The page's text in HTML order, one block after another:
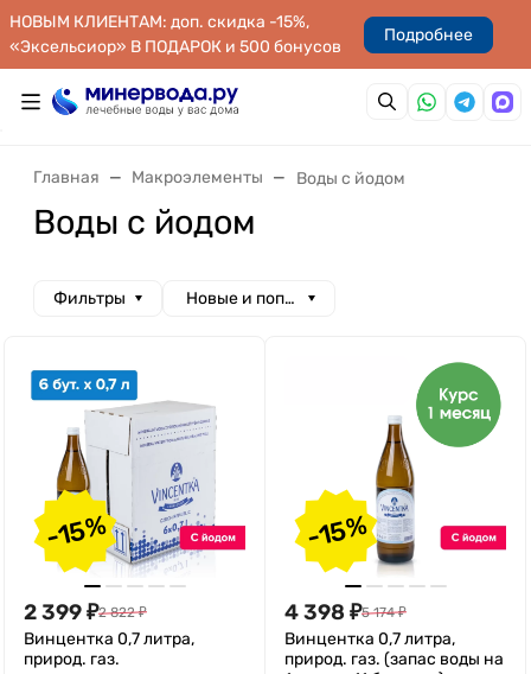
НОВЫМ КЛИЕНТАМ: доп. скидка -15%,
«Эксельсиор» В ПОДАРОК и 500 бонусов
Подробнее
Главная Макроэлементы Воды с йодом
Воды с йодом
Фильтры Новые и популярные
-15%
2 399₽2 822 ₽
Винцентка 0,7 литра,
природ. газ.
-15%
4 398 ₽5 174 ₽
Винцентка 0,7 литра,
природ. газ. (запас воды на